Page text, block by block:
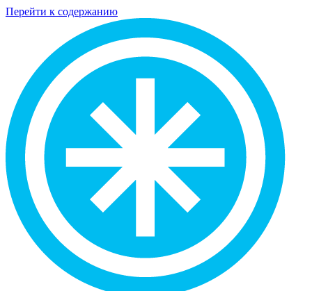
Перейти к содержанию